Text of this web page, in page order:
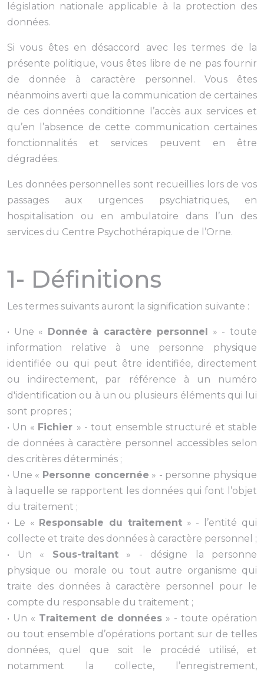
législation nationale applicable à la protection des
données.
Si vous êtes en désaccord avec les termes de la
présente politique, vous êtes libre de ne pas fournir
de donnée à caractère personnel. Vous êtes
néanmoins averti que la communication de certaines
de ces données conditionne l’accès aux services et
qu’en l’absence de cette communication certaines
fonctionnalités et services peuvent en être
dégradées.
Les données personnelles sont recueillies lors de vos
passages aux urgences psychiatriques, en
hospitalisation ou en ambulatoire dans l’un des
services du Centre Psychothérapique de l’Orne.
1- Définitions
Les termes suivants auront la signification suivante :
• Une « Donnée à caractère personnel » - toute
information relative à une personne physique
identifiée ou qui peut être identifiée, directement
ou indirectement, par référence à un numéro
d'identification ou à un ou plusieurs éléments qui lui
sont propres ;
• Un « Fichier » - tout ensemble structuré et stable
de données à caractère personnel accessibles selon
des critères déterminés ;
• Une « Personne concernée » - personne physique
à laquelle se rapportent les données qui font l’objet
du traitement ;
• Le « Responsable du traitement» - l’entité qui
collecte et traite des données à caractère personnel ;
• Un « Sous-traitant» - désigne la personne
physique ou morale ou tout autre organisme qui
traite des données à caractère personnel pour le
compte du responsable du traitement ;
• Un « Traitement de données » - toute opération
ou tout ensemble d’opérations portant sur de telles
données, quel que soit le procédé utilisé, et
notamment la collecte, l’enregistrement,